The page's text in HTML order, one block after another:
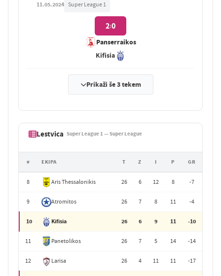
11.05.2024 Super League 1
Panserraikos
2:0
Kifisia
Prikaži še 3 tekem
Lestvica Super League 1 — Super League
# EKIPA T Z I P GR
8 Aris Thessalonikis 26 6 12 8 -7
9 Atromitos 26 7 8 11 -4
10 Kifisia 26 6 9 11 -10
11 Panetolikos 26 7 5 14 -14
12 Larisa 26 4 11 11 -17